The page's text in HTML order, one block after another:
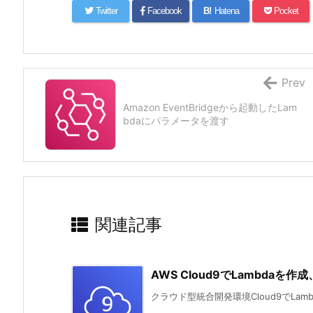
Twitter Facebook B! Hatena Pocket
Amazon EventBridgeから起動したLam
bdaにパラメータを渡す
Prev
関連記事
AWS Cloud9でLambdaを作成
クラウド型統合開発環境Cloud9で